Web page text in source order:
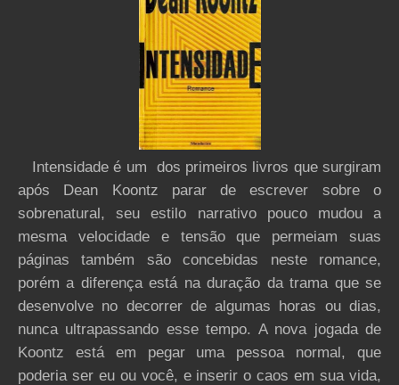
Intensidade é um dos primeiros livros que surgiram
após Dean Koontz parar de escrever sobre o
sobrenatural, seu estilo narrativo pouco mudou a
mesma velocidade e tensão que permeiam suas
páginas também são concebidas neste romance,
porém a diferença está na duração da trama que se
desenvolve no decorrer de algumas horas ou dias,
nunca ultrapassando esse tempo. A nova jogada de
Koontz está em pegar uma pessoa normal, que
poderia ser eu ou você, e inserir o caos em sua vida,